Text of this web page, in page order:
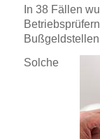
In 38 Fällen
Solche